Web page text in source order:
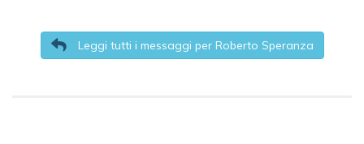
Leggi tutti i messaggi per Roberto Speranza